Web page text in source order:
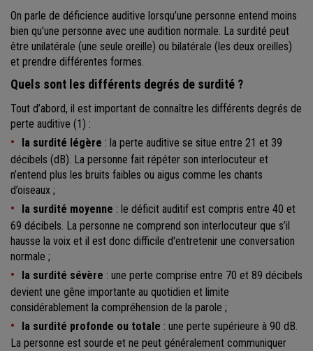
On parle de déficience auditive lorsqu’une personne entend moins
bien qu’une personne avec une audition normale. La surdité peut
être unilatérale (une seule oreille) ou bilatérale (les deux oreilles)
et prendre différentes formes.
Quels sont les différents degrés de surdité ?
Tout d’abord, il est important de connaître les différents degrés de
perte auditive (1) :
la surdité légère : la perte auditive se situe entre 21 et 39
décibels (dB). La personne fait répéter son interlocuteur et
n’entend plus les bruits faibles ou aigus comme les chants
d’oiseaux ;
la surdité moyenne : le déficit auditif est compris entre 40 et
69 décibels. La personne ne comprend son interlocuteur que s’il
hausse la voix et il est donc difficile d'entretenir une conversation
normale ;
la surdité sévère : une perte comprise entre 70 et 89 décibels
devient une gêne importante au quotidien et limite
considérablement la compréhension de la parole ;
la surdité profonde ou totale : une perte supérieure à 90 dB.
La personne est sourde et ne peut généralement communiquer